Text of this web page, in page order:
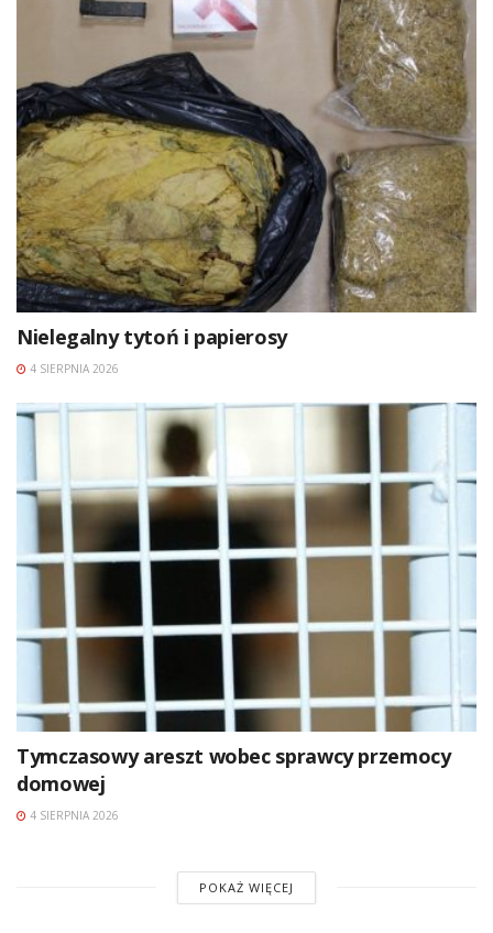
Nielegalny tytoń i papierosy
4 SIERPNIA 2026
Tymczasowy areszt wobec sprawcy przemocy
domowej
4 SIERPNIA 2026
POKAŻ WIĘCEJ